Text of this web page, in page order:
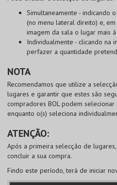
Simultaneamente - indicando
(no menu lateral direito) e,
imagem da sala o lugar mais
Individualmente - clicando na
perfazer a quantidade
NOTA
Recomendamos que utilize a
lugares e garantir que estes são
compradores BOLpodem selecionar
enquanto o(s) seleciona
ATENÇÃO:
Após a primeira selecção de
concluir a sua compra.
Findo este período, terá de iniciar